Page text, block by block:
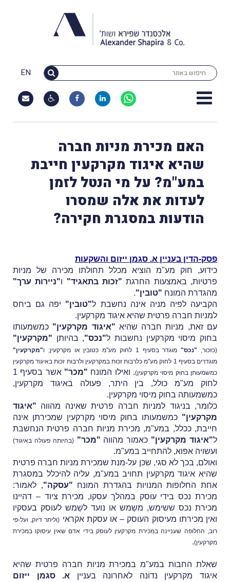
EN
האם מכירת מניות חברה
שהיא איגוד מקרקעין חייבת
במע"מ? על מי הנטל לזמן
לעדות את אלה שמסרו
הודעות במסגרת חקירה?
פסק-הדין בעניין א. סגמן ייזום והשקעות
כידוע, חוק מע"מ הוציא מכלל תחולתו מכירה של מניות
פרטיות, באמצעות החרגת "זכות בתאגיד" ו"ניירות ערך"
מהגדרת המונח "טובין".
הקביעה לפיה מניה אינה נחשבת ל"טובין" יפה גם ביחס
למניות חברה פרטית שהיא איגוד מקרקעין.
עם זאת, מניות חברה שהיא "איגוד מקרקעין" כמשמעותו
בחוק מיסוי מקרקעין נחשבות ל"נכס", בהיותן "מקרקעין"
(כזכור, "נכס"מוגדר בסעיף 1 לחוק מע"מ כטובין או מקרקעין; ו
"מקרקעין"
מוגדרים בסעיף 1 לחוק מע"מ כלרבות זכות במקרקעין ולרבות זכות באיגוד מקרקעין
כמשמעותן בחוק מיסוי מקרקעין). ואילו המונח "מכר"
אשר בסעיף 1
לחוק מע"מ כולל, בין היתר, פעולה באיגוד מקרקעין,
כמשמעותה בחוק מיסוי מקרקעין.
כלומר, בניגוד למניות חברה פרטית שאינה מהווה "איגוד
מקרקעין" כמשמעותו בחוק מיסוי מקרקעין שמכירתן אינה
חייבת, ככלל, במע"מ, מכירת מניות חברה פרטית הנחשבת
ל"איגוד מקרקעין" כאמור מהווה "מכר" (בהיותה פעולה באיגוד)
ועשויה אפוא, להתחייב במע"מ.
ואולם, בכך לא סגי, שכּן על-מנת שמכירת מניות חברה פרטית
שהיא איגוד מקרקעין תחויב במע"מ, עליה להיכלל במסגרת
אחת החלופות המנויות בהגדרת המונח "עסקה", לאמור:
מכירת נכס בידי עוסק במהלך עסקו, מכירת ציוד – דהיינו
מכירת נכס ששימש, משַמש או נועד לשַמש לעוסק בעסקיו
ואין מכירתו מעיסוק העוסק – או עסקת אקראי (וליתר דיוק, ועל-פי
רוב, החלופה שעניינה במכירת מקרקעין לעוסק בידי אדם שאין עיסוקו במכירת
מקרקעין).
שאלת החבות במע"מ במכירת מניות חברה פרטית שהיא
איגוד מקרקעין נדוֹנה לאחרונה בעניין א. סגמן ייזום